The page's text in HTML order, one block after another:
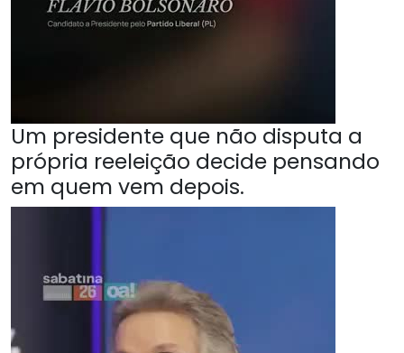
Um presidente que não disputa a
própria reeleição decide pensando
em quem vem depois.